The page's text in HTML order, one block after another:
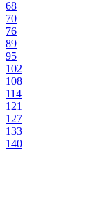
68
70
76
89
95
102
108
114
121
127
133
140